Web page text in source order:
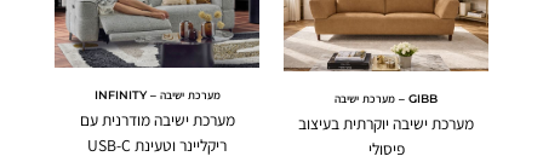
GIBB – מערכת ישיבה
מערכת ישיבה יוקרתית בעיצוב
פיסולי
מערכת ישיבה – INFINITY
מערכת ישיבה מודרנית עם
ריקליינר וטעינת USB-C